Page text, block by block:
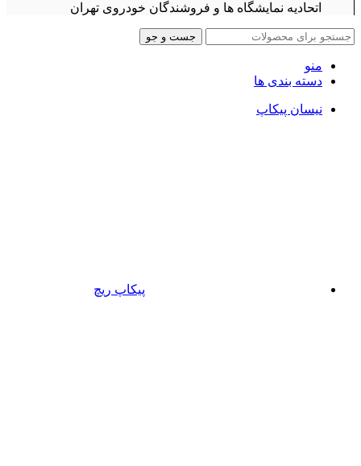
اتحادیه نمایشگاه ها و فروشندگان خودروی تهران
جست و جو
منو
دسته بندی ها
نیسان پیکاپ
پیکاپ ریچ